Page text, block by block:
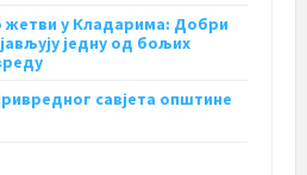
жетви у Кладарима: Добри
једну од бољих
савјета општине